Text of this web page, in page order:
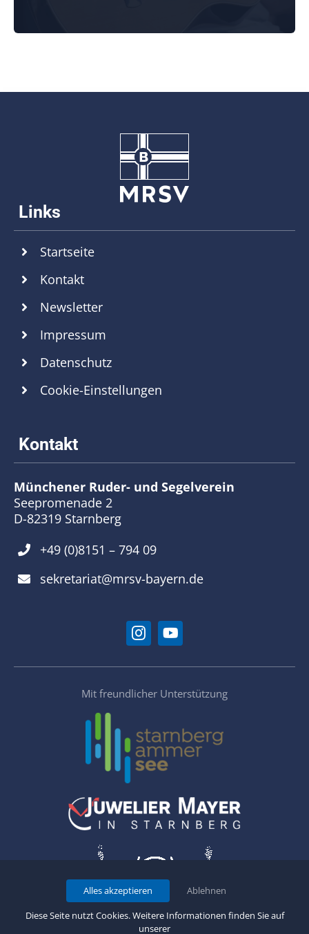
Münchener Ruder- und Segelverein
Seepromenade 2
D-82319 Starnberg
+49 (0)8151 – 794 09
sekretariat@mrsv-bayern.de
Startseite
Kontakt
Newsletter
Impressum
Datenschutz
Cookie-Einstellungen
Mit freundlicher Unterstützung
Diese Seite nutzt Cookies. Weitere Informationen finden Sie auf
unserer
Alles akzeptieren Ablehnen